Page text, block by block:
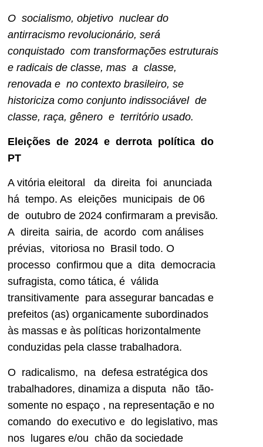
O socialismo, objetivo nuclear do
antirracismo revolucionário, será
conquistado com transformações estruturais
e radicais de classe, mas a classe,
renovada e no contexto brasileiro, se
historiciza como conjunto indissociável de
classe, raça, gênero e território usado.
Eleições de 2024 e derrota política do
PT
A vitória eleitoral da direita foi anunciada
há tempo. As eleições municipais de 06
de outubro de 2024 confirmaram a previsão.
A direita sairia, de acordo com análises
prévias, vitoriosa no Brasil todo. O
processo confirmou que a dita democracia
sufragista, como tática, é válida
transitivamente para assegurar bancadas e
prefeitos (as) organicamente subordinados
às massas e às políticas horizontalmente
conduzidas pela classe trabalhadora.
O radicalismo, na defesa estratégica dos
trabalhadores, dinamiza a disputa não tão-
somente no espaço , na representação e no
comando do executivo e do legislativo, mas
nos lugares e/ou chão da sociedade